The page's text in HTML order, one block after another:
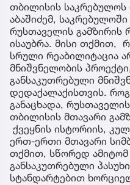
თბილისის საკრებულოს
აბაშიძემ,
რუსთაველის გამზირის
ისაუბრა. მისი თქმით,
სრული რეაბილიტაცია
მნიშვნელობის
განსაკუთრებული
დედაქალაქისთვის.
განაცხადა,
თბილისის მთავარი
ქვეყნის ისტორიის,
ერთ-ერთი მთავარი
თქმით, სწორედ ამიტომ
განსაკუთრებული
სტანდარტებით